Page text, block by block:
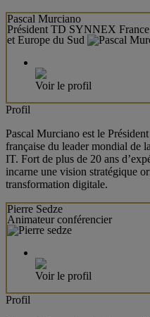
Pascal Murciano
Président TD SYNNEX France
et Europe du Sud
Voir le profil
Profil
Pascal Murciano est le
française du leader mondial de
IT. Fort de plus de 20 ans
incarne une vision stratégique
transformation digitale.
Pierre Sedze
Animateur conférencier
Voir le profil
Profil